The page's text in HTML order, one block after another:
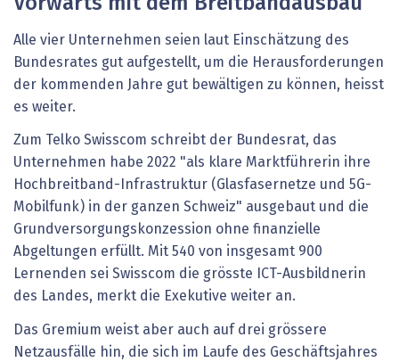
Alle vier Unternehmen seien laut Einschätzung des
Bundesrates gut aufgestellt, um die Herausforderungen
der kommenden Jahre gut bewältigen zu können, heisst
es weiter.
Zum Telko Swisscom schreibt der Bundesrat, das
Unternehmen habe 2022 "als klare Marktführerin ihre
Hochbreitband-Infrastruktur (Glasfasernetze und 5G-
Mobilfunk) in der ganzen Schweiz" ausgebaut und die
Grundversorgungskonzession ohne finanzielle
Abgeltungen erfüllt. Mit 540 von insgesamt 900
Lernenden sei Swisscom die grösste ICT-Ausbildnerin
des Landes, merkt die Exekutive weiter an.
Das Gremium weist aber auch auf drei grössere
Netzausfälle hin, die sich im Laufe des Geschäftsjahres